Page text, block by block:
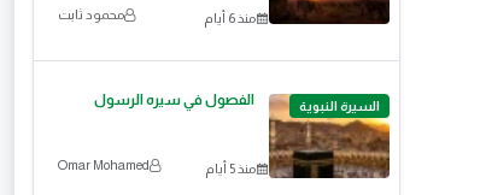
منذ 6 أيام محمود ثابت
السيرة النبوية الفصول في سيره الرسول
منذ 5 أيام Omar Mohamed